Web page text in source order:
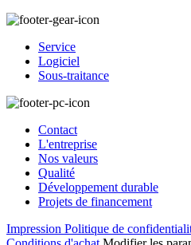
Service
Logiciel
Sous-traitance
Contact
L'entreprise
Nos valeurs
Qualité
Développement durable
Projets de financement
Impression Politique de